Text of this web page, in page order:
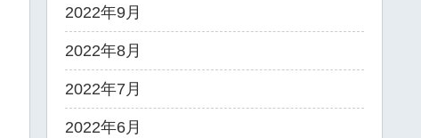
2022年9月
2022年8月
2022年7月
2022年6月